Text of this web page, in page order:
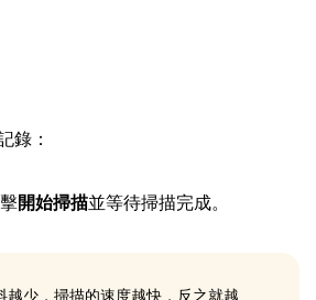
錄：
開始掃描並等待掃描完成。